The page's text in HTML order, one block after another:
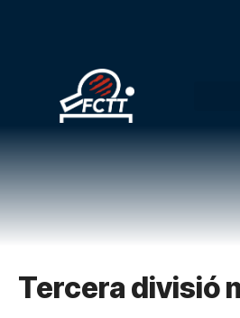
Tercera divisió